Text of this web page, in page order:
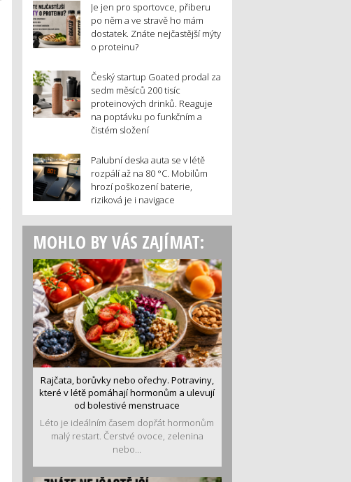
Je jen pro sportovce, přiberu
po něm a ve stravě ho mám
dostatek. Znáte nejčastější mýty
o proteinu?
Český startup Goated prodal za
sedm měsíců 200 tisíc
proteinových drinků. Reaguje
na poptávku po funkčním a
čistém složení
Palubní deska auta se v létě
rozpálí až na 80 °C. Mobilům
hrozí poškození baterie,
riziková je i navigace
MOHLO BY VÁS ZAJÍMAT:
Rajčata, borůvky nebo ořechy. Potraviny,
které v létě pomáhají hormonům a ulevují
od bolestivé menstruace
Léto je ideálním časem dopřát hormonům
malý restart. Čerstvé ovoce, zelenina
nebo...